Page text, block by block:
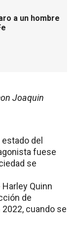
a un hombre
Joaquin
del
fuese
se
Quinn
de
cuando se